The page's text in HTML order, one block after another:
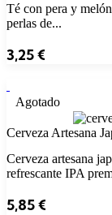
Té con pera y
perlas de...
3,25€
Agotado
Cerveza Artesana
Cerveza artesana
refrescante IPA
5,85€